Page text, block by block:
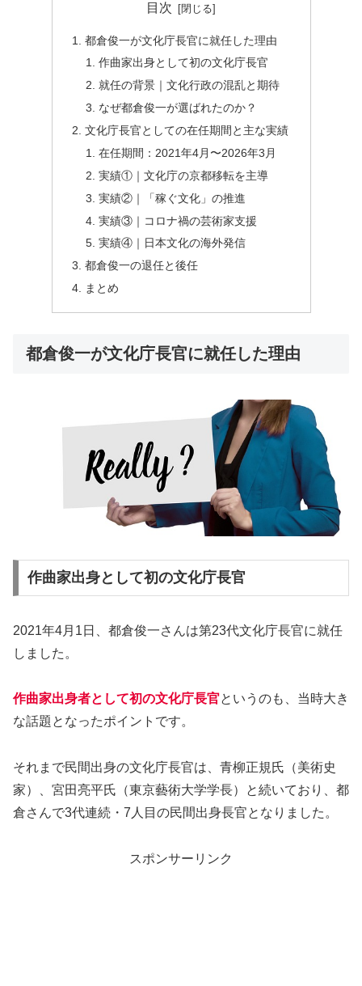
目次
都倉俊一が文化庁長官に就任した理由
作曲家出身として初の文化庁長官
就任の背景｜文化行政の混乱と期待
なぜ都倉俊一が選ばれたのか？
文化庁長官としての在任期間と主な実績
在任期間：2021年4月〜2026年3月
実績①｜文化庁の京都移転を主導
実績②｜「稼ぐ文化」の推進
実績③｜コロナ禍の芸術家支援
実績④｜日本文化の海外発信
都倉俊一の退任と後任
まとめ
都倉俊一が文化庁長官に就任した理由
作曲家出身として初の文化庁長官
2021年4月1日、都倉俊一さんは第23代文化庁長官に就任
しました。
作曲家出身者として初の文化庁長官というのも、当時大き
な話題となったポイントです。
それまで民間出身の文化庁長官は、青柳正規氏（美術史
家）、宮田亮平氏（東京藝術大学学長）と続いており、都
倉さんで3代連続・7人目の民間出身長官となりました。
スポンサーリンク